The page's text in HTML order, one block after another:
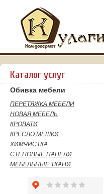
Каталог услуг
Обивка мебели
ПЕРЕТЯЖКА МЕБЕЛИ
НОВАЯ МЕБЕЛЬ
КРОВАТИ
КРЕСЛО МЕШКИ
ХИМЧИСТКА
СТЕНОВЫЕ ПАНЕЛИ
МЕБЕЛЬНЫЕ ТКАНИ